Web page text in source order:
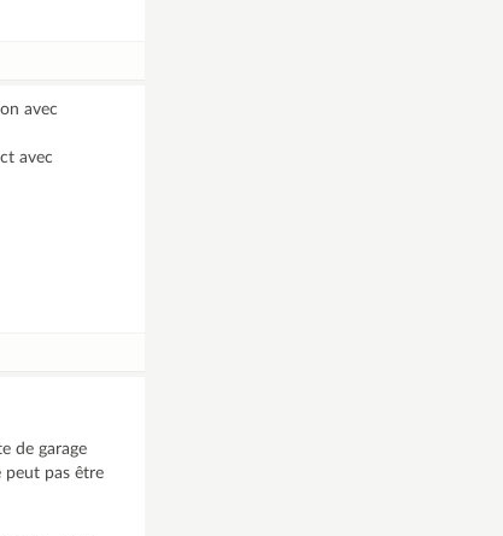
avec
avec
de garage
peut pas être